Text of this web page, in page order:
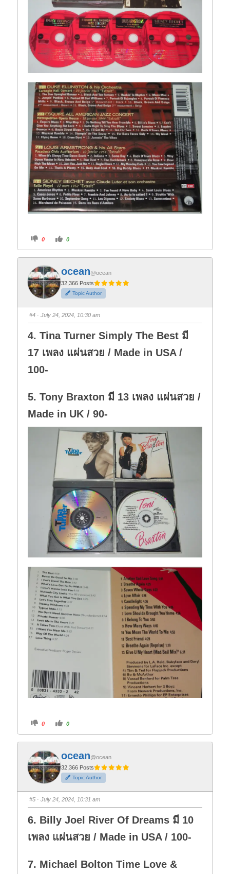
C
i
k
f
o
r
t
h
u
m
d
o
n
0
C
i
k
o
r
t
h
u
m
u
p
0
ocean@ocean
32,366 Posts
Topic Author
#4 · July 24, 2024, 10:30 am
4. Tina Turner Simply The Best มี
17 เพลง แผ่นสวย / Made in USA /
100-
5. Tony Braxton มี 13 เพลง แผ่นสวย /
Made in UK / 90-
C
i
f
o
r
t
h
u
m
b
d
o
n
0
C
i
o
t
h
u
m
b
u
p
0
ocean@ocean
32,366 Posts
Topic Author
#5 · July 24, 2024, 10:31 am
6. Billy Joel River Of Dreams มี 10
เพลง แผ่นสวย / Made in USA / 100-
7. Michael Bolton Time Love &